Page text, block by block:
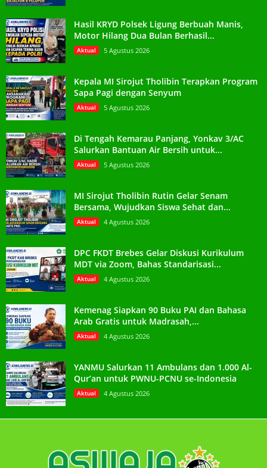
Hasil KRYD Polsek Ligung Berbuah Manis,
Motor Hilang Dua Bulan Berhasil...
Aktual 5 Agustus 2026
Kepala MI Sirojut Tholibin Terapkan Program
Sapa Pagi dengan Senyum
Aktual 5 Agustus 2026
Di Tengah Kemarau Panjang, Yonkav 3/AC
Salurkan Bantuan Air Bersih untuk...
Aktual 5 Agustus 2026
MI Sirojut Tholibin Rutin Gelar Senam
Bersama, Wujudkan Siswa Sehat dan...
Aktual 4 Agustus 2026
DPC FKDT Brebes Gelar Diskusi Kurikulum
MDT via Zoom, Bahas Standarisasi...
Aktual 4 Agustus 2026
Kemenag Siapkan 90 Buku PAI dan Bahasa
Arab Gratis untuk Madrasah,...
Aktual 4 Agustus 2026
YANMU Salurkan 11 Ambulans dan 1.000 Al-
Qur’an untuk PWNU-PCNU se-Indonesia
Aktual 4 Agustus 2026